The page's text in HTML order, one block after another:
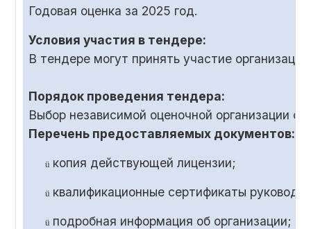
Годовая оценка за 2025 год.
Условия участия в тендере:
В тендере могут принять участие
Порядок проведения тендера:
Выбор независимой оценочной организации
Перечень предоставляемых документов:
ü копия действующей лицензии;
ü квалификационные сертификаты
ü подробная информация об организации;